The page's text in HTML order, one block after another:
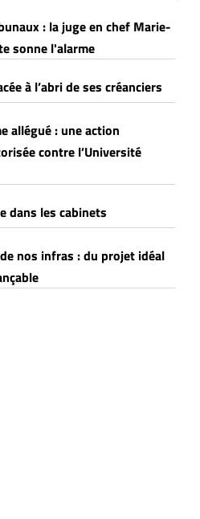
: la juge en chef Marie-
sonne l'alarme
à l’abri de ses créanciers
allégué : une action
contre l’Université
dans les cabinets
nos infras : du projet idéal